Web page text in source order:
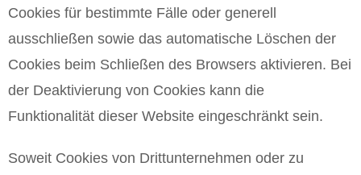
Cookies für bestimmte Fälle oder generell
ausschließen sowie das automatische Löschen der
Cookies beim Schließen des Browsers aktivieren. Bei
der Deaktivierung von Cookies kann die
Funktionalität dieser Website eingeschränkt sein.
Soweit Cookies von Drittunternehmen oder zu